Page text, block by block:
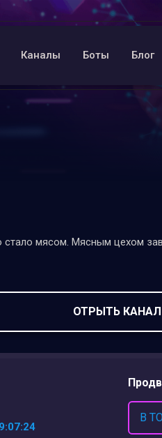
Каналы Боты Блог
мясом. Мясным цехом
ОТРЫТЬ КАНАЛ
В